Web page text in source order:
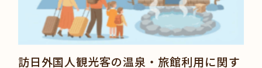
訪日外国人観光客の温泉・旅館利用に関す